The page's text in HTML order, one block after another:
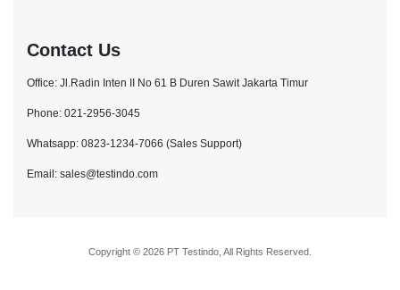
Contact Us
Office: Jl.Radin Inten II No 61 B Duren Sawit Jakarta Timur
Phone: 021-2956-3045
Whatsapp: 0823-1234-7066 (Sales Support)
Email: sales@testindo.com
Copyright © 2026 PT Testindo, All Rights Reserved.